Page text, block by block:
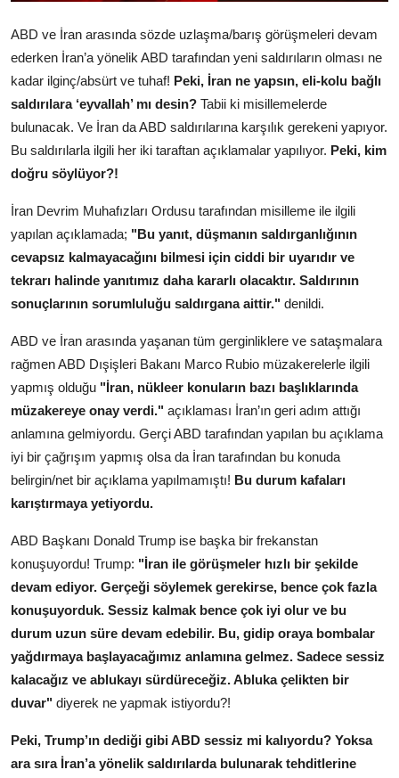
ABD ve İran arasında sözde uzlaşma/barış görüşmeleri devam
ederken İran’a yönelik ABD tarafından yeni saldırıların olması ne
kadar ilginç/absürt ve tuhaf! Peki, İran ne yapsın, eli-kolu bağlı
saldırılara ‘eyvallah’ mı desin? Tabii ki misillemelerde
bulunacak. Ve İran da ABD saldırılarına karşılık gerekeni yapıyor.
Bu saldırılarla ilgili her iki taraftan açıklamalar yapılıyor. Peki, kim
doğru söylüyor?!
İran Devrim Muhafızları Ordusu tarafından misilleme ile ilgili
yapılan açıklamada; "Bu yanıt, düşmanın saldırganlığının
cevapsız kalmayacağını bilmesi için ciddi bir uyarıdır ve
tekrarı halinde yanıtımız daha kararlı olacaktır. Saldırının
sonuçlarının sorumluluğu saldırgana aittir." denildi.
ABD ve İran arasında yaşanan tüm gerginliklere ve sataşmalara
rağmen ABD Dışişleri Bakanı Marco Rubio müzakerelerle ilgili
yapmış olduğu "İran, nükleer konuların bazı başlıklarında
müzakereye onay verdi." açıklaması İran’ın geri adım attığı
anlamına gelmiyordu. Gerçi ABD tarafından yapılan bu açıklama
iyi bir çağrışım yapmış olsa da İran tarafından bu konuda
belirgin/net bir açıklama yapılmamıştı! Bu durum kafaları
karıştırmaya yetiyordu.
ABD Başkanı Donald Trump ise başka bir frekanstan
konuşuyordu! Trump: "İran ile görüşmeler hızlı bir şekilde
devam ediyor. Gerçeği söylemek gerekirse, bence çok fazla
konuşuyorduk. Sessiz kalmak bence çok iyi olur ve bu
durum uzun süre devam edebilir. Bu, gidip oraya bombalar
yağdırmaya başlayacağımız anlamına gelmez. Sadece sessiz
kalacağız ve ablukayı sürdüreceğiz. Abluka çelikten bir
duvar" diyerek ne yapmak istiyordu?!
Peki, Trump’ın dediği gibi ABD sessiz mi kalıyordu? Yoksa
ara sıra İran’a yönelik saldırılarda bulunarak tehditlerine